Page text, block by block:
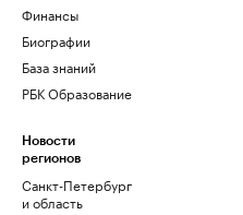
Финансы
Биографии
База знаний
РБК Образование
Новости
регионов
Санкт-Петербург
и область